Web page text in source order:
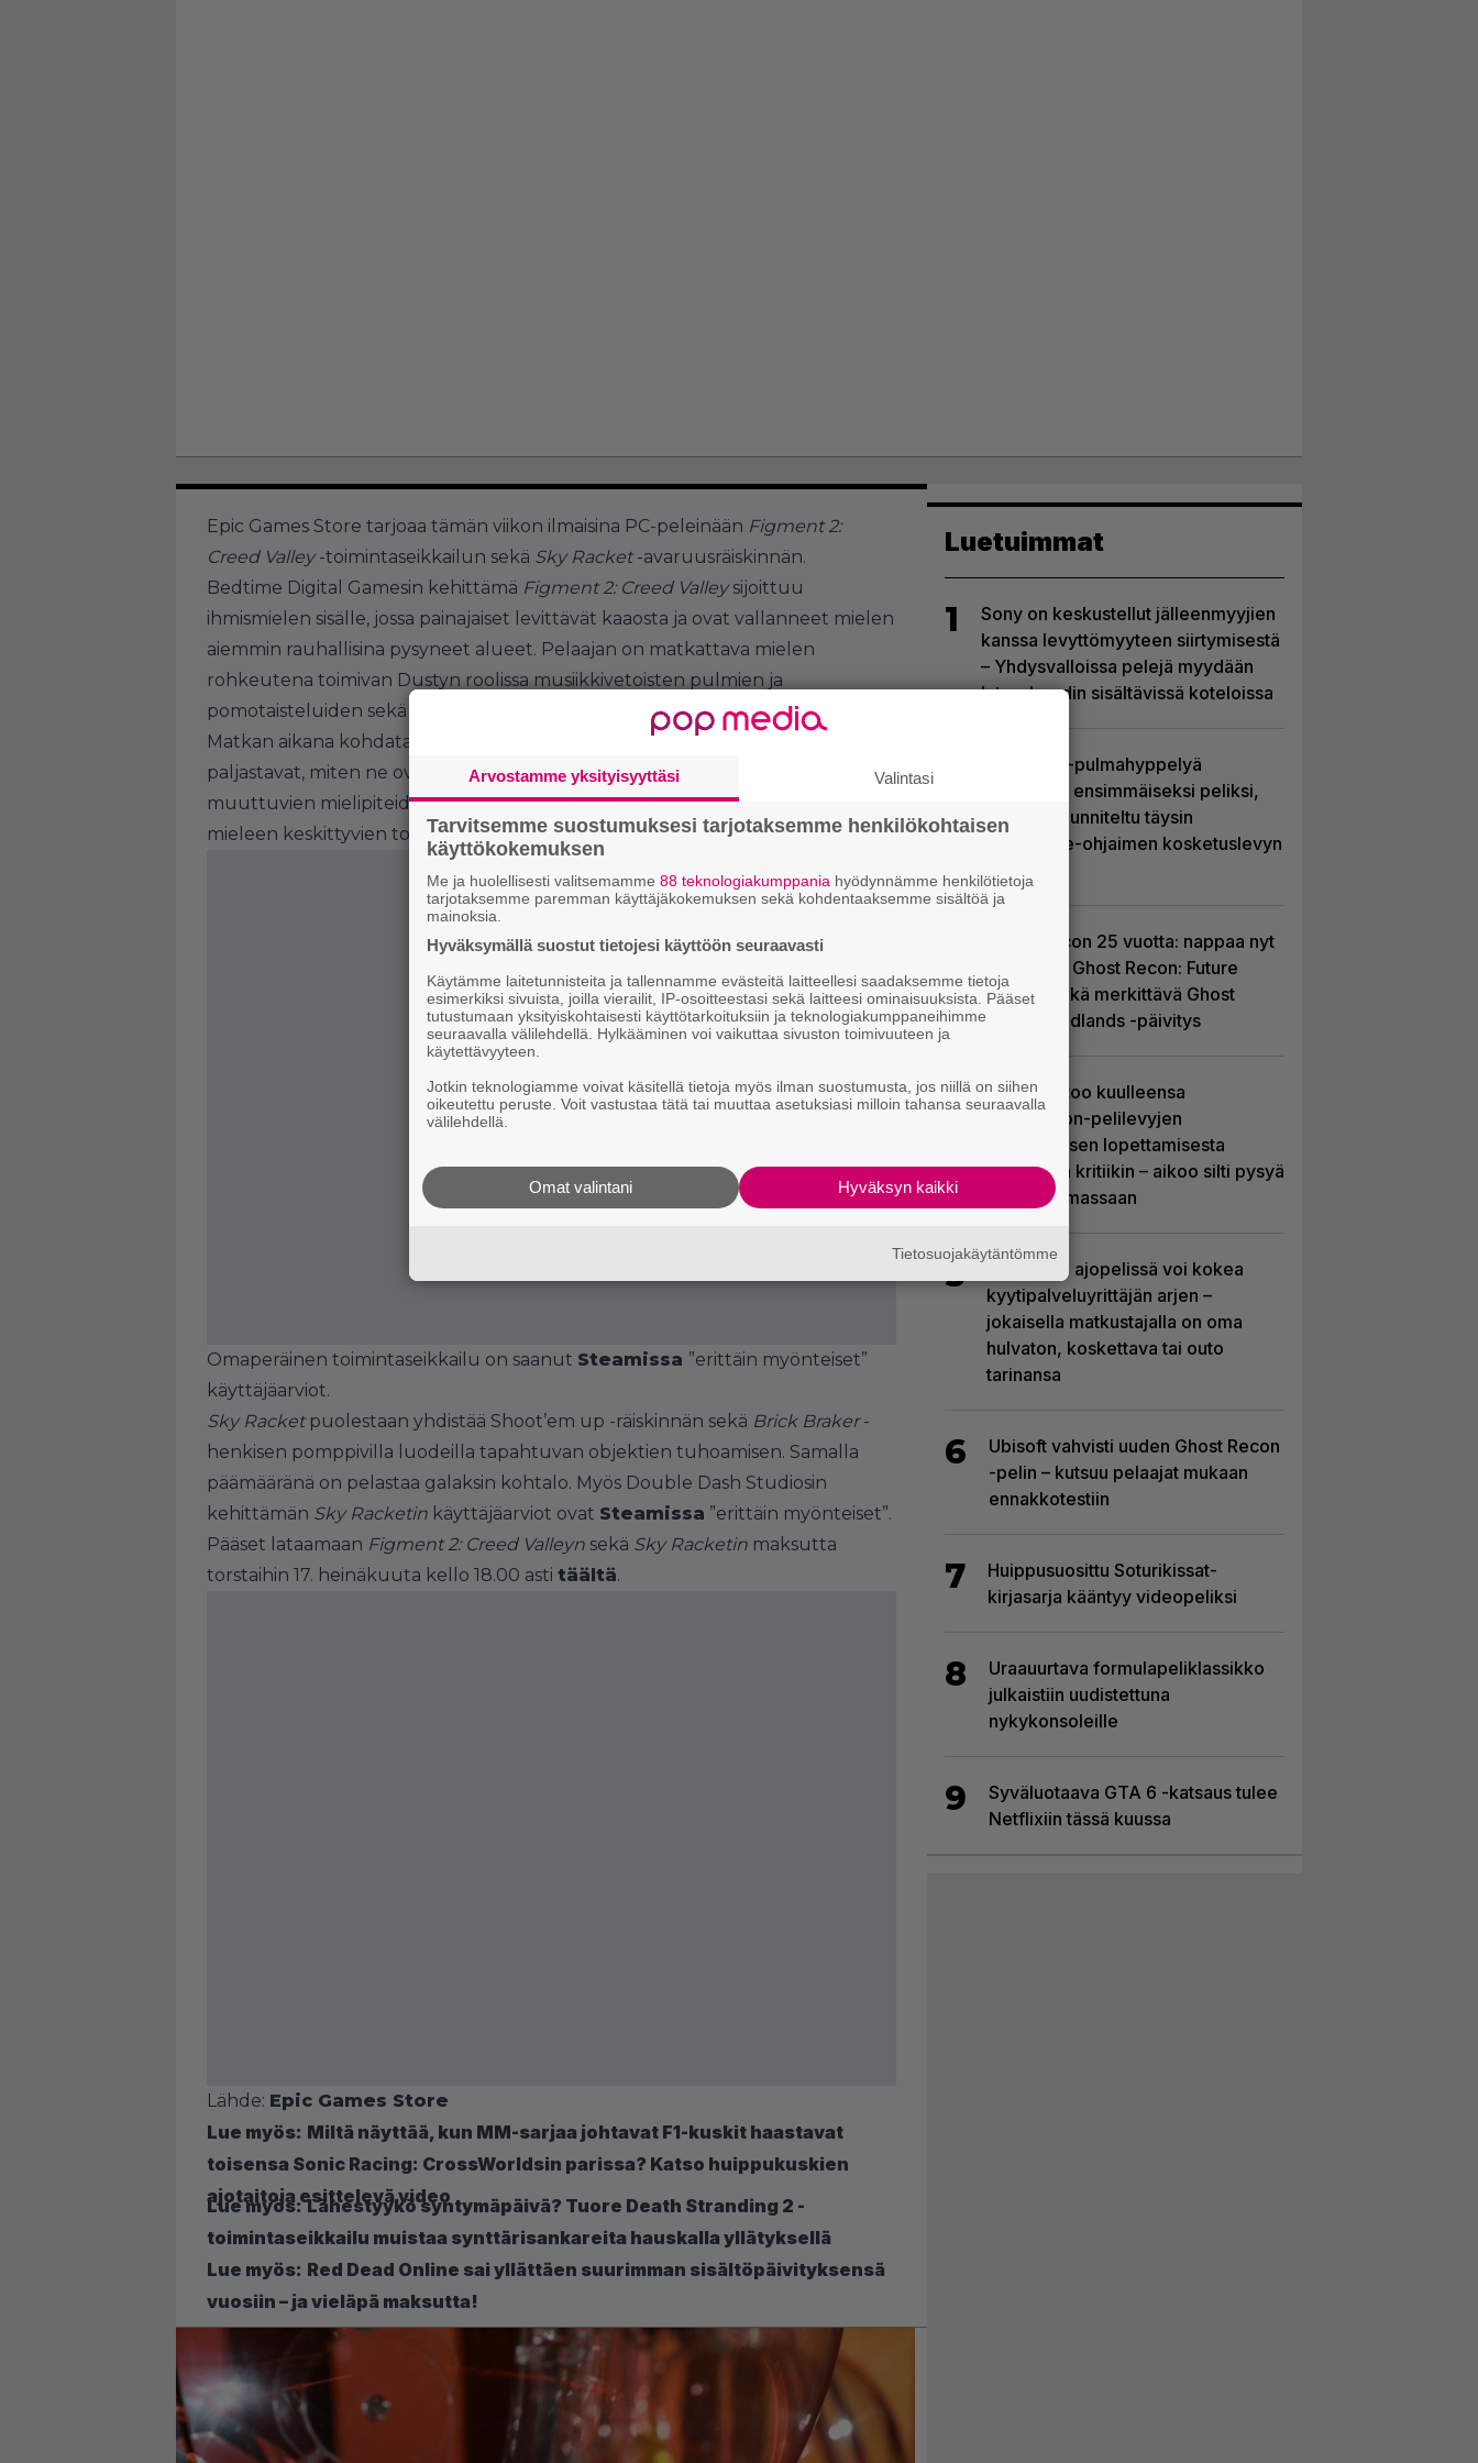
Epic Games Store tarjoaa tämän viikon ilmaisina PC-peleinään Figment 2:
Creed Valley -toimintaseikkailun sekä Sky Racket -avaruusräiskinnän.
Bedtime Digital Gamesin kehittämä Figment 2: Creed Valley sijoittuu
ihmismielen sisälle, jossa painajaiset levittävät kaaosta ja ovat vallanneet mielen
aiemmin rauhallisina pysyneet alueet. Pelaajan on matkattava mielen
rohkeutena toimivan Dustyn roolissa musiikkivetoisten pulmien ja
pomotaisteluiden sekä ainutlaatuisten ympäristöjen läpi.
Matkan aikana kohdataan painajaisia, joilla on omat teemalaulunsa, jotka
paljastavat, miten ne ovat syntyneet. Peli mahdollistaa myös mielen
muuttuvien mielipiteiden kanssa keskustelun sekä avoimeen ja suljettuun
mieleen keskittyvien toisistaan eroavien ympäristöjen tutkimisen.
Omaperäinen toimintaseikkailu on saanut Steamissa ”erittäin myönteiset”
käyttäjäarviot.
Sky Racketpuolestaan yhdistää Shoot’em up -räiskinnän sekä Brick Braker-
henkisen pomppivilla luodeilla tapahtuvan objektien tuhoamisen. Samalla
päämääränä on pelastaa galaksin kohtalo. Myös Double Dash Studiosin
kehittämän Sky Racketin käyttäjäarviot ovat Steamissa ”erittäin myönteiset”.
Pääset lataamaan Figment 2: Creed Valleyn sekä Sky Racketin maksutta
torstaihin 17. heinäkuuta kello 18.00 asti täältä.
Lähde: Epic Games Store
Lue myös: Miltä näyttää, kun MM-sarjaa johtavat F1-kuskit haastavat
toisensa Sonic Racing: CrossWorldsin parissa? Katso huippukuskien
ajotaitoja esittelevä video
Lue myös: Lähestyykö syntymäpäivä? Tuore Death Stranding 2 -
toimintaseikkailu muistaa synttärisankareita hauskalla yllätyksellä
Lue myös: Red Dead Online sai yllättäen suurimman sisältöpäivityksensä
vuosiin – ja vieläpä maksutta!
Luetuimmat
1
Sony on keskustellut jälleenmyyjien
kanssa levyttömyyteen siirtymisestä
– Yhdysvalloissa pelejä myydään
latauskoodin sisältävissä koteloissa
Uutta PS5-pulmahyppelyä
kuvaillaan ensimmäiseksi peliksi,
joka on suunniteltu täysin
DualSense-ohjaimen kosketuslevyn
ympärille
Ghost Recon 25 vuotta: nappaa nyt
ilmaiseksi Ghost Recon: Future
Soldier sekä merkittävä Ghost
Recon Wildlands -päivitys
4
Sony kertoo kuulleensa
PlayStation-pelilevyjen
valmistuksen lopettamisesta
nousseen kritiikin – aikoo silti pysyä
suunnitelmassaan
5
Tulevassa ajopelissä voi kokea
kyytipalveluyrittäjän arjen –
jokaisella matkustajalla on oma
hulvaton, koskettava tai outo
tarinansa
6
Ubisoft vahvisti uuden Ghost Recon
-pelin – kutsuu pelaajat mukaan
ennakkotestiin
7
Huippusuosittu Soturikissat-
kirjasarja kääntyy videopeliksi
8
Uraauurtava formulapeliklassikko
julkaistiin uudistettuna
nykykonsoleille
9
Syväluotaava GTA 6 -katsaus tulee
Netflixiin tässä kuussa
Arvostamme yksityisyyttäsi Valintasi
Tarvitsemme suostumuksesi tarjotaksemme henkilökohtaisen
käyttökokemuksen
Me ja huolellisesti valitsemamme 88 teknologiakumppania hyödynnämme henkilötietoja
tarjotaksemme paremman käyttäjäkokemuksen sekä kohdentaaksemme sisältöä ja
mainoksia.
Hyväksymällä suostut tietojesi käyttöön seuraavasti
Käytämme laitetunnisteita ja tallennamme evästeitä laitteellesi saadaksemme tietoja
esimerkiksi sivuista, joilla vierailit, IP-osoitteestasi sekä laitteesi ominaisuuksista. Pääset
tutustumaan yksityiskohtaisesti käyttötarkoituksiin ja teknologiakumppaneihimme
seuraavalla välilehdellä. Hylkääminen voi vaikuttaa sivuston toimivuuteen ja
käytettävyyteen.
Jotkin teknologiamme voivat käsitellä tietoja myös ilman suostumusta, jos niillä on siihen
oikeutettu peruste. Voit vastustaa tätä tai muuttaa asetuksiasi milloin tahansa seuraavalla
välilehdellä.
Hyväksyn kaikki
Omat valintani
Tietosuojakäytäntömme